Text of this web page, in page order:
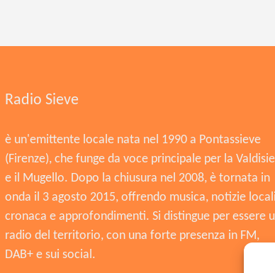
Radio Sieve
è un'emittente locale nata nel 1990 a Pontassieve
(Firenze), che funge da voce principale per la
e il Mugello. Dopo la chiusura nel 2008, è tornata in
onda il 3 agosto 2015, offrendo musica, notizie
cronaca e approfondimenti. Si distingue per essere
radio del territorio, con una forte presenza in FM,
DAB+ e sui social.